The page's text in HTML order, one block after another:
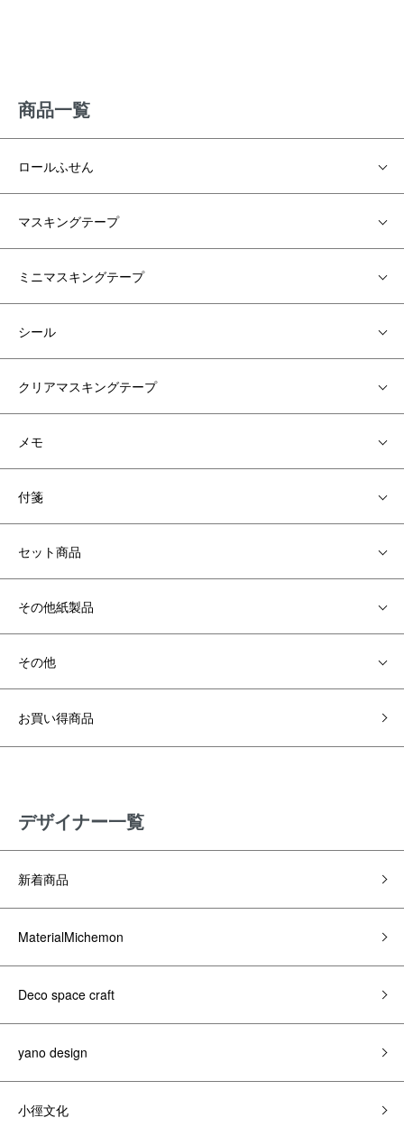
商品一覧
ロールふせん
マスキングテープ
ミニマスキングテープ
シール
クリアマスキングテープ
メモ
付箋
セット商品
その他紙製品
その他
お買い得商品
デザイナー一覧
新着商品
MaterialMichemon
Deco space craft
yano design
小徑文化